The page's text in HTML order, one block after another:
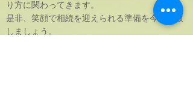
り方に関わってきます。
是非、笑顔で相続を迎えられる準備を今から致
しましょう。